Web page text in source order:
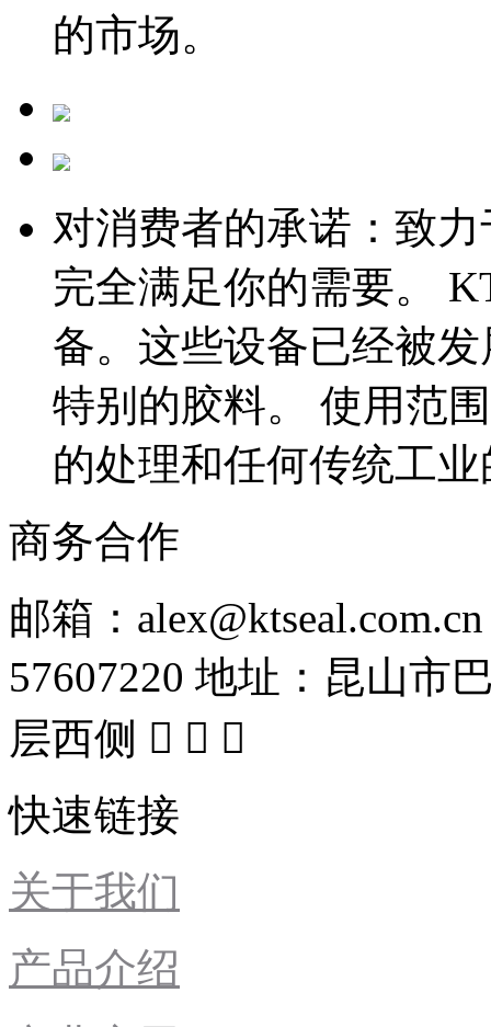
的市场。
对消费者的承诺：致
完全满足你的需要。
备。这些设备已经被
特别的胶料。 使用范
的处理和任何传统工
商务合作
邮箱：alex@ktseal.com.cn
57607220 地址：昆山市
层西侧   
快速链接
关于我们
产品介绍